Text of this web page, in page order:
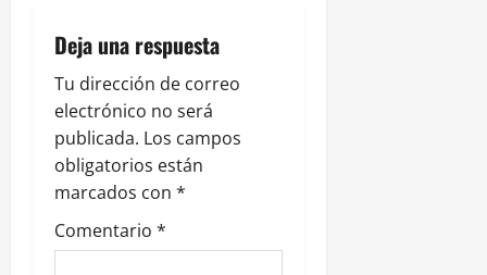
ó
n
d
e
e
Deja una respuesta
Tu dirección de correo
electrónico no será
publicada. Los campos
obligatorios están
marcados con *
Comentario *